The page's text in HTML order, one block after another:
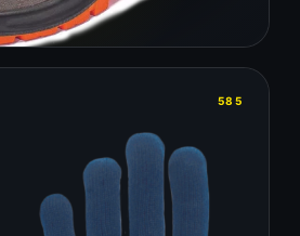
585